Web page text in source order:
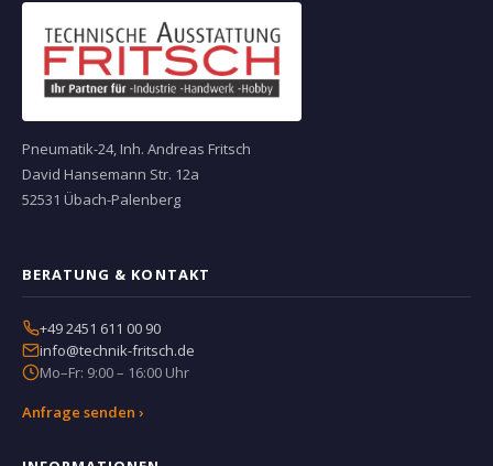
Pneumatik-24, Inh. Andreas Fritsch
David Hansemann Str. 12a
52531 Übach-Palenberg
BERATUNG & KONTAKT
+49 2451 611 00 90
info@technik-fritsch.de
Mo–Fr: 9:00 – 16:00 Uhr
Anfrage senden ›